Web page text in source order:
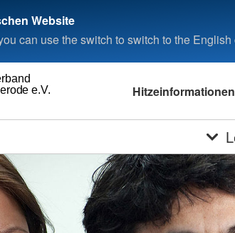
Website
can use the switch to switch to the English
e.V. Hitzeinformationen